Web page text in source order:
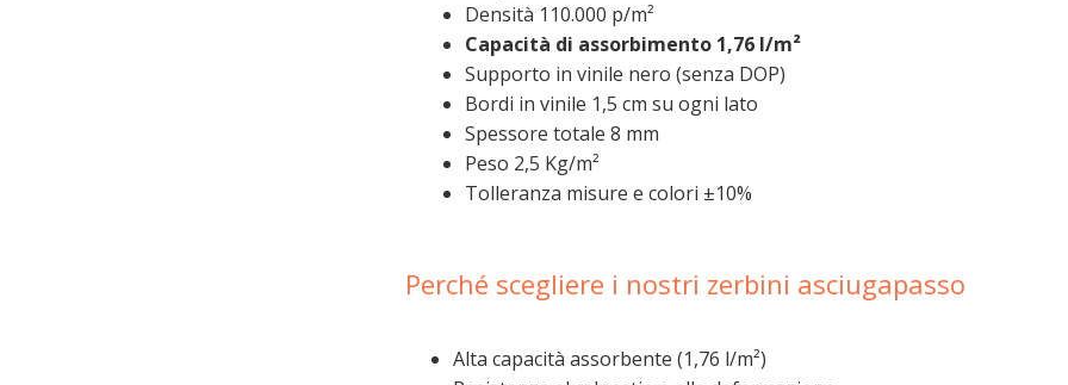
Densità 110.000 p/m²
Capacità di assorbimento 1,76 l/m²
Supporto in vinile nero (senza DOP)
Bordi in vinile 1,5 cm su ogni lato
Spessore totale 8 mm
Peso 2,5 Kg/m²
Tolleranza misure e colori ±10%
Perché scegliere i nostri zerbini asciugapasso
Alta capacità assorbente (1,76 l/m²)